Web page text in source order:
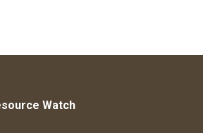
Watch